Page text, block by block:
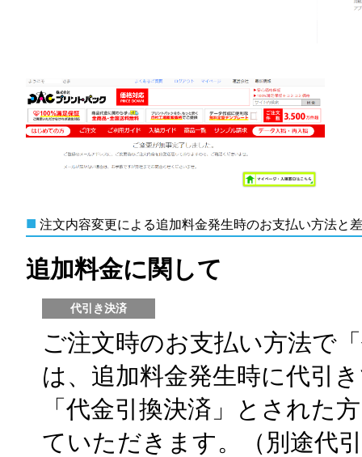
■ 注文内容変更による追加料金発生時のお支払い方法と
追加料金に関して
代引き決済
ご注文時のお支払い方法で
は、追加料金発生時に代引
「代金引換決済」とされた
ていただきます。（別途代